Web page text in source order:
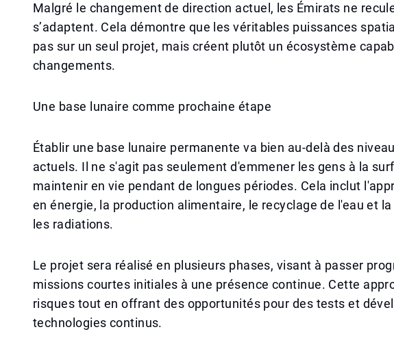
Malgré le changement de direction actuel, les Émirats ne
s’adaptent. Cela démontre que les véritables puissances
pas sur un seul projet, mais créent plutôt un écosystème
changements.
Une base lunaire comme prochaine étape
Établir une base lunaire permanente va bien au-delà des
actuels. Il ne s'agit pas seulement d'emmener les gens à la
maintenir en vie pendant de longues périodes. Cela inclut
en énergie, la production alimentaire, le recyclage de l'eau et
les radiations.
Le projet sera réalisé en plusieurs phases, visant à passer
missions courtes initiales à une présence continue. Cette
risques tout en offrant des opportunités pour des tests et
technologies continus.